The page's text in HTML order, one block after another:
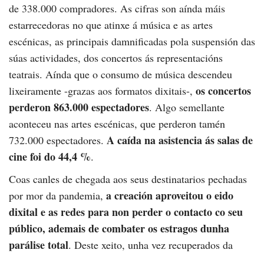
de 338.000 compradores. As cifras son aínda máis
estarrecedoras no que atinxe á música e as artes
escénicas, as principais damnificadas pola suspensión das
súas actividades, dos concertos ás representacións
teatrais. Aínda que o consumo de música descendeu
lixeiramente -grazas aos formatos dixitais-, os concertos
perderon 863.000 espectadores. Algo semellante
aconteceu nas artes escénicas, que perderon tamén
732.000 espectadores. A caída na asistencia ás salas de
cine foi do 44,4 %.
Coas canles de chegada aos seus destinatarios pechadas
por mor da pandemia, a creación aproveitou o eido
dixital e as redes para non perder o contacto co seu
público, ademais de combater os estragos dunha
parálise total. Deste xeito, unha vez recuperados da